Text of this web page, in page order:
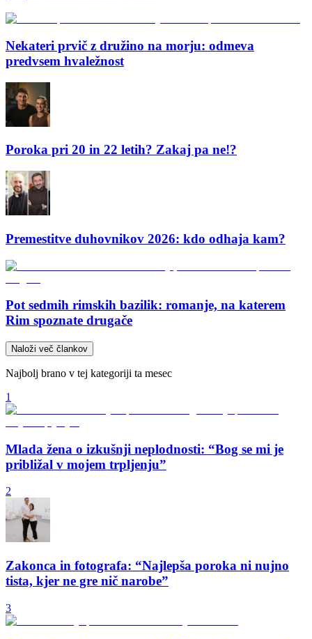
Nekateri prvič z družino na morju: odmeva
predvsem hvaležnost
Poroka pri 20 in 22 letih? Zakaj pa ne!?
Premestitve duhovnikov 2026: kdo odhaja kam?
Pot sedmih rimskih bazilik: romanje, na katerem
Rim spoznate drugače
Naloži več člankov
Najbolj brano v tej kategoriji ta mesec
1
Mlada žena o izkušnji neplodnosti: “Bog se mi je
približal v mojem trpljenju”
2
Zakonca in fotografa: “Najlepša poroka ni nujno
tista, kjer ne gre nič narobe”
3